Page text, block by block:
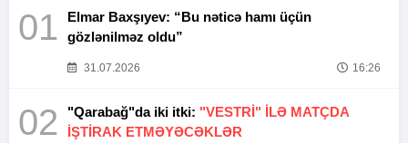
01
Elmar Baxşıyev: “Bu nəticə hamı üçün
gözlənilməz oldu”
31.07.2026 16:26
02 "Qarabağ"da iki itki: "VESTRİ" İLƏ MATÇDA
İŞTİRAK ETMƏYƏCƏKLƏR